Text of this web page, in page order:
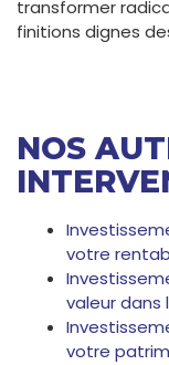
transformer
finitions dignes
NOS
votre
valeur dans
votre